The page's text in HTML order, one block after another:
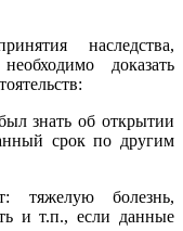
наследства,
доказать
знать об открытии
срок по другим
тяжелую болезнь,
и т.п., если данные